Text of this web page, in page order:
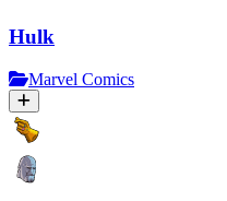
Hulk
Marvel Comics